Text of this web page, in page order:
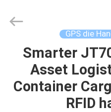
HUIS
PRODUCTEN
Technology
GPS die
Smarter
Asset
Container
RFID